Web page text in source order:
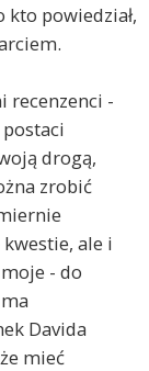
kto powiedział,
recenzenci -
drogą,
zrobić
ale i
- do
Davida
mieć